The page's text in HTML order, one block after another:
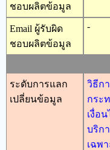
ชอบผลิตข้อมูล
Email ผู้รับผิด
ชอบผลิตข้อมูล
-
ระดับการแลก
เปลี่ยนข้อมูล
วิธีก
กระ
เงื่อ
บริก
เฉพ